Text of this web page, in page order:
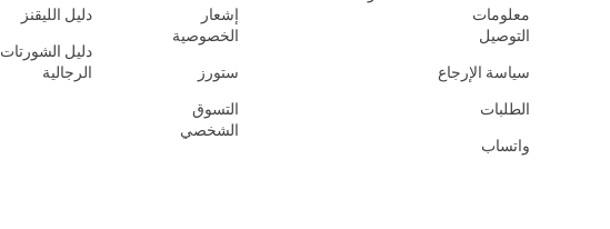
معلومات
التوصيل
سياسة الإرجاع
الطلبات
واتساب
إشعار
الخصوصية
ستورز
التسوق
الشخصي
دليل الليقنز
دليل الشورتات
الرجالية